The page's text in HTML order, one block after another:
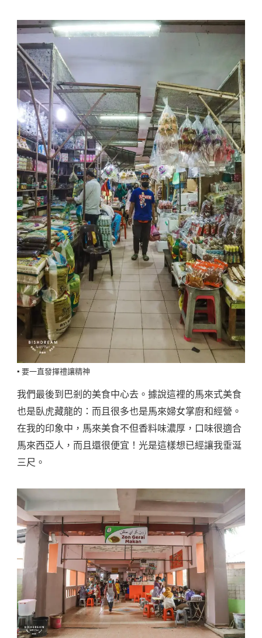
▪️ 要一直發揮禮讓精神
我們最後到巴剎的美食中心去。據說這裡的馬來式美食
也是臥虎藏龍的：而且很多也是馬來婦女掌廚和經營。
在我的印象中，馬來美食不但香料味濃厚，口味很適合
馬來西亞人，而且還很便宜！光是這樣想已經讓我垂涎
三尺。